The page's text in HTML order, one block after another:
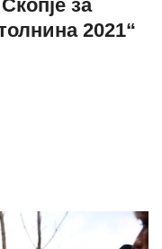
за
2021“